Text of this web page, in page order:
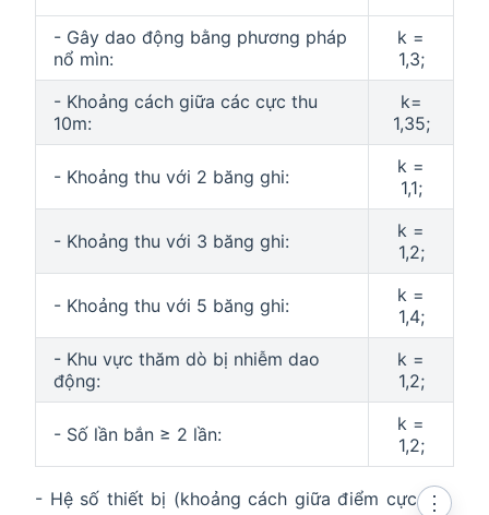
- Gây dao động bằng phương pháp
nổ mìn:
k =
1,3;
- Khoảng cách giữa các cực thu
10m:
k=
1,35;
- Khoảng thu với 2 băng ghi:
k =
1,1;
- Khoảng thu với 3 băng ghi:
k =
1,2;
- Khoảng thu với 5 băng ghi:
k =
1,4;
- Khu vực thăm dò bị nhiễm dao
động:
k =
1,2;
- Số lần bắn ≥ 2 lần:
k =
1,2;
- Hệ số thiết bị (khoảng cách giữa điểm cực
⋮